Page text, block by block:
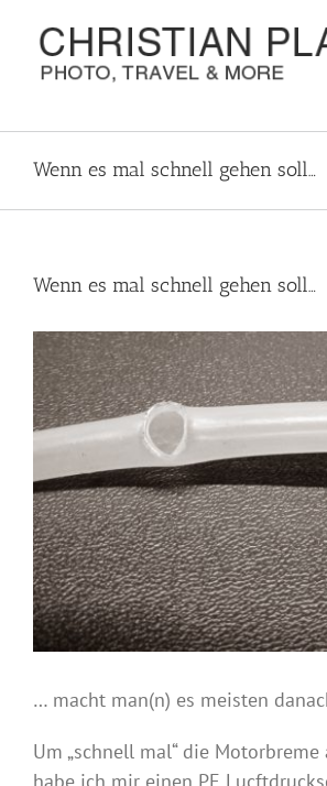
Inhalt
springen
Wenn es mal schnell gehen soll…
Wenn es mal schnell gehen soll…
Zeige
grösseres
Bild
… macht man(n) es meisten
Um „schnell mal“ die